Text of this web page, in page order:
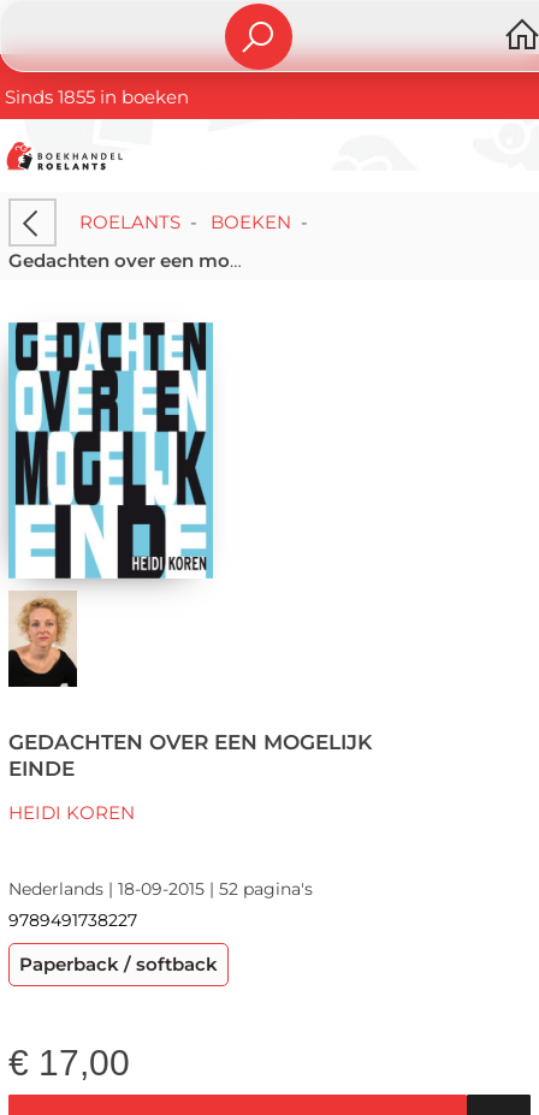
Sinds 1855 in boeken
ROELANTS- BOEKEN -
Gedachten over een mogelijk einde
GEDACHTEN OVER EEN MOGELIJK
EINDE
HEIDI KOREN
Nederlands | 18-09-2015 | 52 pagina's
9789491738227
Paperback / softback
€ 17,00